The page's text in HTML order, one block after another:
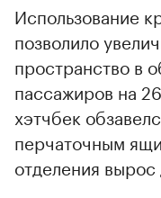
Использование
позволило
пространство в
пассажиров на
хэтчбек
перчаточным
отделения